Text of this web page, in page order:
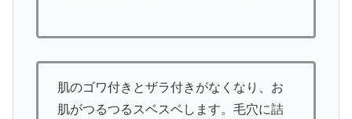
肌のゴワ付きとザラ付きがなくなり、お
肌がつるつるスベスベします。毛穴に詰